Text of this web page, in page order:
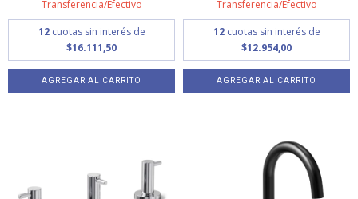
Transferencia/Efectivo
12 cuotas sin interés de
$16.111,50
Transferencia/Efectivo
12 cuotas sin interés de
$12.954,00